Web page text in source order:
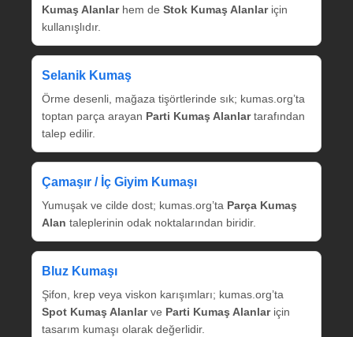
Kumaş Alanlarhem de Stok Kumaş Alanlariçin
kullanışlıdır.
Selanik Kumaş
Örme desenli, mağaza tişörtlerinde sık; kumas.org’ta
toptan parça arayan Parti Kumaş Alanlartarafından
talep edilir.
Çamaşır / İç Giyim Kumaşı
Yumuşak ve cilde dost; kumas.org’ta Parça Kumaş
Alan taleplerinin odak noktalarından biridir.
Bluz Kumaşı
Şifon, krep veya viskon karışımları; kumas.org’ta
Spot Kumaş Alanlarve Parti Kumaş Alanlariçin
tasarım kumaşı olarak değerlidir.